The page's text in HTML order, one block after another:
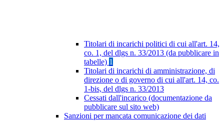
Titolari di incarichi politici di cui all'art. 14,
co. 1, del dlgs n. 33/2013 (da pubblicare in
tabelle) 1
Titolari di incarichi di amministrazione, di
direzione o di governo di cui all'art. 14, co.
1-bis, del dlgs n. 33/2013
Cessati dall'incarico (documentazione da
pubblicare sul sito web)
Sanzioni per mancata comunicazione dei dati